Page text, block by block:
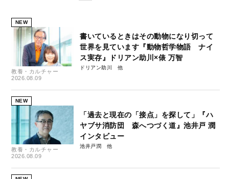
NEW
教養・カルチャー
2026.08.09
書いているときはその動物になり切って
世界を見ています『動物哲学物語 ナイ
ス実存』ドリアン助川×俵 万智
ドリアン助川
NEW
教養・カルチャー
2026.08.09
「過去と現在の「接点」を探して」『ハ
ヤブサ消防団 森へつづく道』池井戸 潤
インタビュー
池井戸潤